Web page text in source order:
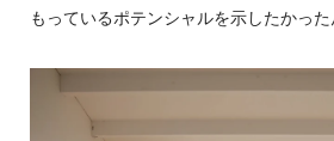
もっているポテンシャルを示したかった